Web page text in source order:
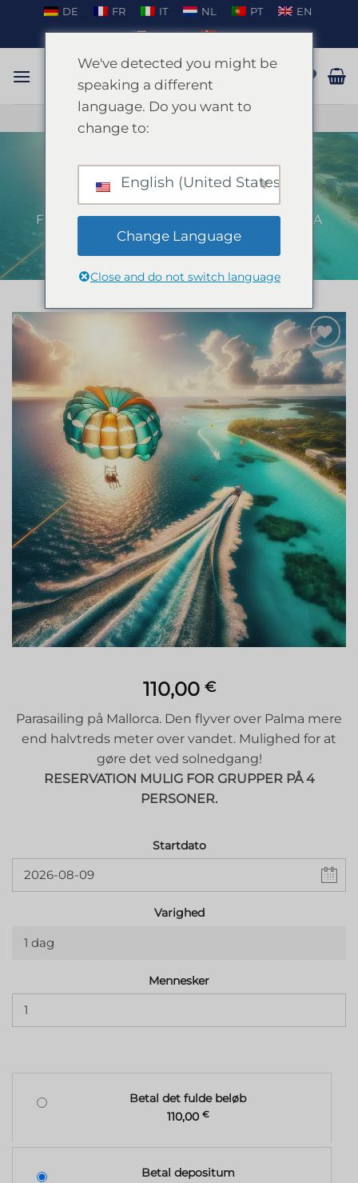
Fortsæt
indhold
DE FR IT NL PT
EN
EN_US
DA
TAL PÅ WHATSAPP
Parasailing Ibiza
FORSIDE / IBIZA / POLTERABEND PÅ IBIZA
Tilføj til
ønskeliste
110,00 €
Parasailing på Mallorca. Den flyver over Palma mere
end halvtreds meter over vandet. Mulighed for at
gøre det ved solnedgang!
RESERVATION MULIG FOR GRUPPER PÅ 4
PERSONER.
Startdato
Varighed
1 dag
Mennesker
Betal det fulde beløb
110,00 €
Betal depositum
We've detected you might be
speaking a different
language. Do you want to
change to:
English (United States)
Change Language
Close and do not switch language